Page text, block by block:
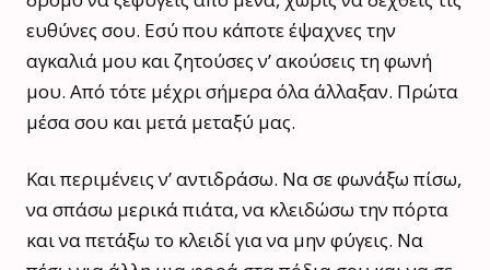
ευθύνες σου. Εσύ που κάποτε έψαχνες την
αγκαλιά μου και ζητούσες ν’ ακούσεις τη φωνή
μου. Από τότε μέχρι σήμερα όλα άλλαξαν. Πρώτα
μέσα σου και μετά μεταξύ μας.
Και περιμένεις ν’ αντιδράσω. Να σε φωνάξω πίσω,
να σπάσω μερικά πιάτα, να κλειδώσω την πόρτα
και να πετάξω το κλειδί για να μην φύγεις. Να